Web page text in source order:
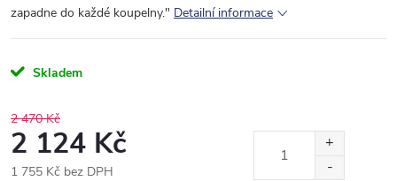
zapadne do každé koupelny." Detailní informace
Skladem
2 470 Kč
2 124 Kč
1 755 Kč bez DPH